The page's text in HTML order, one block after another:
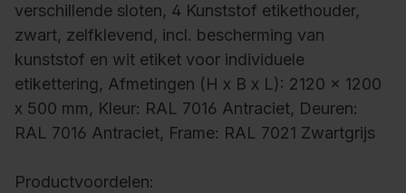
verschillende sloten, 4 Kunststof etikethouder,
zwart, zelfklevend, incl. bescherming van
kunststof en wit etiket voor individuele
etikettering, Afmetingen (H x B x L): 2120 x 1200
x 500 mm, Kleur: RAL 7016 Antraciet, Deuren:
RAL 7016 Antraciet, Frame: RAL 7021 Zwartgrijs
Productvoordelen: